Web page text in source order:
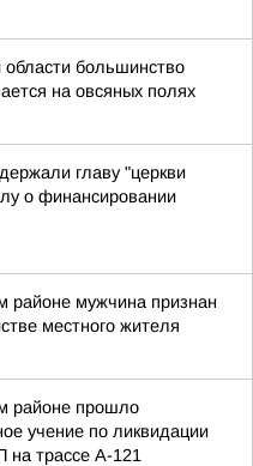
области большинство
на овсяных полях
главу "церкви
о финансировании
районе мужчина признан
местного жителя
районе прошло
учение по ликвидации
на трассе А-121